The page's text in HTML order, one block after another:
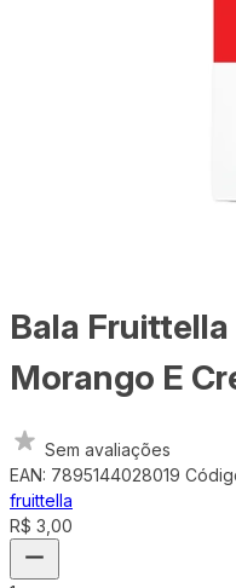
Bala
Morango E
Sem avaliações
EAN: 7895144028019
fruittella
R$ 3,00